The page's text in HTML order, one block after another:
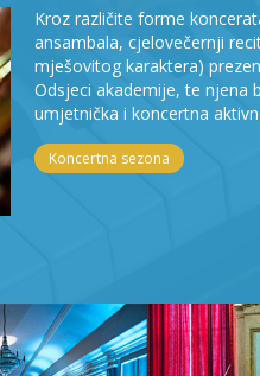
Kroz različite forme
ansambala, cjelovečernji
mješovitog karaktera)
Odsjeci akademije, te njena
umjetnička i koncertna
Koncertna sezona